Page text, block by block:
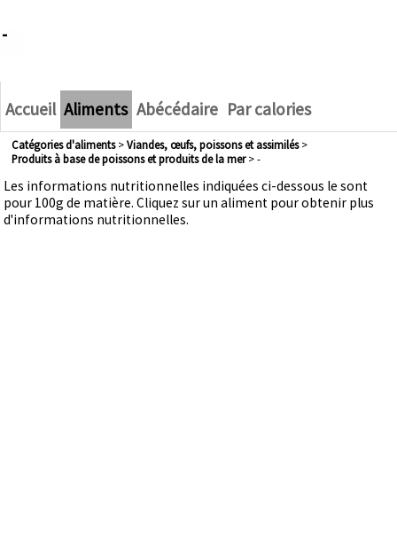
-
Accueil Aliments Abécédaire Par calories
Catégories d'aliments> viandes, œufs, poissons et assimilés>
produits à base de poissons et produits de la mer> -
Les informations nutritionnelles indiquées ci-dessous le sont
pour 100g de matière. Cliquez sur un aliment pour obtenir plus
d'informations nutritionnelles.